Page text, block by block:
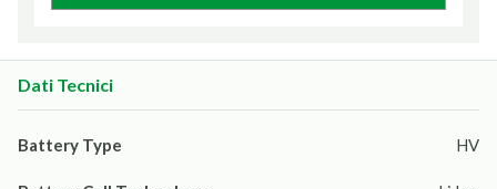
Dati Tecnici
Battery Type HV